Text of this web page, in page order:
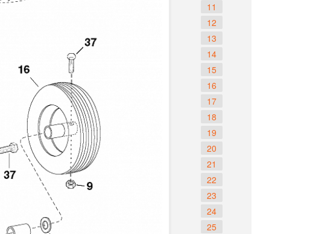
11
12
13
14
15
16
17
18
19
20
21
22
23
24
25